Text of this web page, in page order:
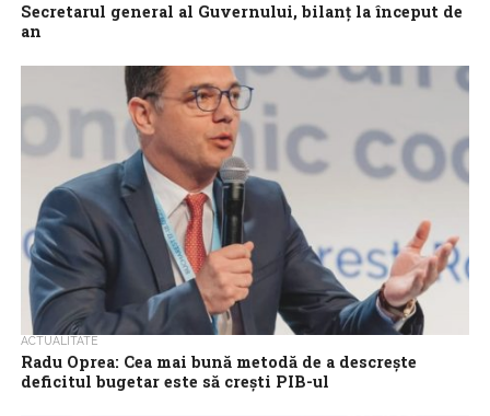
Secretarul general al Guvernului, bilanţ la început de
an
sâmbătă, că adăugarea de amendamente la Regulamentul SAFE,
selecţia pentru conducerea AMEPIP şi înregistrarea...
ACTUALITATE
Radu Oprea: Cea mai bună metodă de a descreşte
deficitul bugetar este să creşti PIB-ul